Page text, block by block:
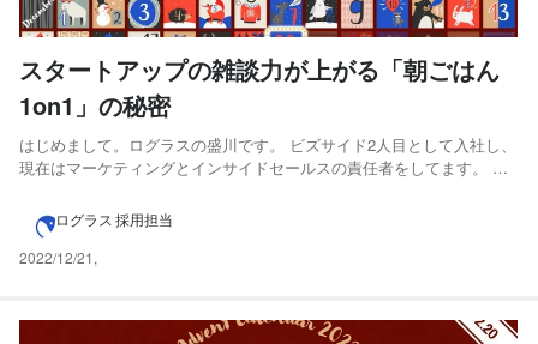
スタートアップの雑談力が上がる「朝ごはん
1on1」の秘密
はじめまして。ログラスの盛川です。 ビズサイド2人目として入社し、
現在はマーケティングとインサイドセールスの責任者をしてます。 好
30カ国ぐらいを旅しました。一人旅ではなく、友人とワイワイ楽しむ
ログラス 採用担当
2022/12/21 ,